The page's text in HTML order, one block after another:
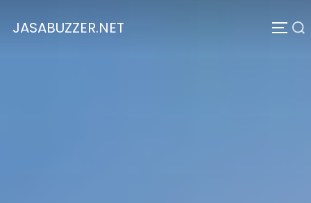
JASABUZZER.NET